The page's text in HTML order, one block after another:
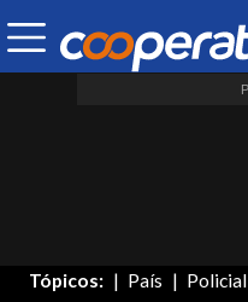
Tópicos: País Policial